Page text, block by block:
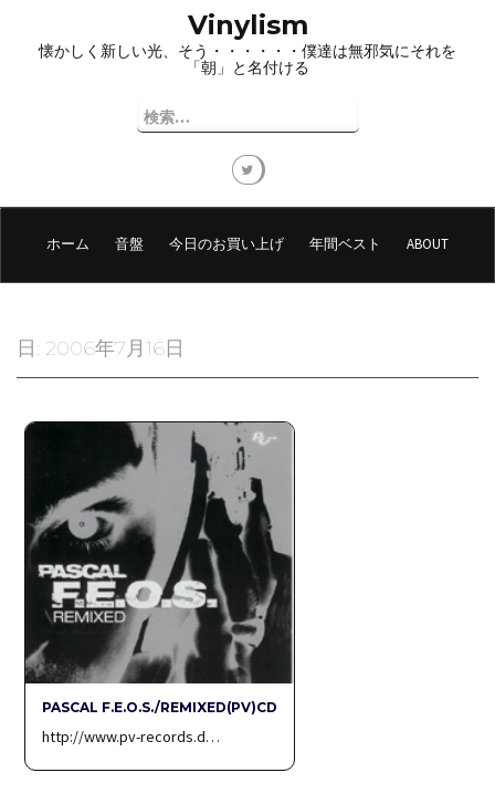
プ
Vinylism
懐かしく新しい光、そう・・・・・・僕達は無邪気にそれを
「朝」と名付ける
検
索:
ホーム 音盤 今日のお買い上げ 年間ベスト ABOUT
日: 2006年7月16日
PASCAL F.E.O.S./REMIXED(PV)CD
http://www.pv-records.d…